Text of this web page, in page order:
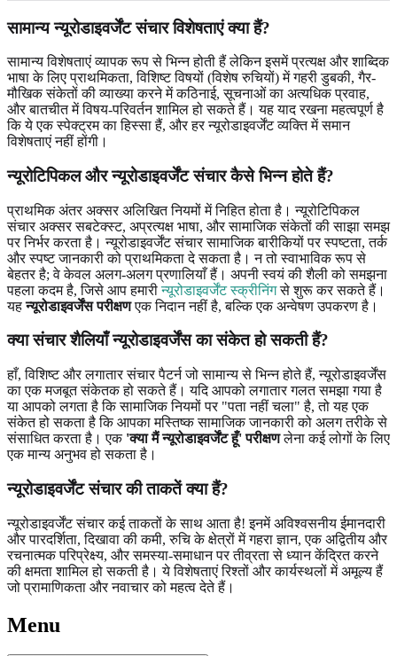
सामान्य न्यूरोडाइवर्जेंट संचार विशेषताएं क्या हैं?
सामान्य विशेषताएं व्यापक रूप से भिन्न होती हैं लेकिन इसमें प्रत्यक्ष और शाब्दिक
भाषा के लिए प्राथमिकता, विशिष्ट विषयों (विशेष रुचियों) में गहरी डुबकी, गैर-
मौखिक संकेतों की व्याख्या करने में कठिनाई, सूचनाओं का अत्यधिक प्रवाह,
और बातचीत में विषय-परिवर्तन शामिल हो सकते हैं। यह याद रखना महत्वपूर्ण है
कि ये एक स्पेक्ट्रम का हिस्सा हैं, और हर न्यूरोडाइवर्जेंट व्यक्ति में समान
विशेषताएं नहीं होंगी।
न्यूरोटिपिकल और न्यूरोडाइवर्जेंट संचार कैसे भिन्न होते हैं?
प्राथमिक अंतर अक्सर अलिखित नियमों में निहित होता है। न्यूरोटिपिकल
संचार अक्सर सबटेक्स्ट, अप्रत्यक्ष भाषा, और सामाजिक संकेतों की साझा समझ
पर निर्भर करता है। न्यूरोडाइवर्जेंट संचार सामाजिक बारीकियों पर स्पष्टता, तर्क
और स्पष्ट जानकारी को प्राथमिकता दे सकता है। न तो स्वाभाविक रूप से
बेहतर है; वे केवल अलग-अलग प्रणालियाँ हैं। अपनी स्वयं की शैली को समझना
पहला कदम है, जिसे आप हमारीन्यूरोडाइवर्जेंट स्क्रीनिंगसे शुरू कर सकते हैं।
यहन्यूरोडाइवर्जेंस परीक्षणएक निदान नहीं है, बल्कि एक अन्वेषण उपकरण है।
क्या संचार शैलियाँ न्यूरोडाइवर्जेंस का संकेत हो सकती हैं?
हाँ, विशिष्ट और लगातार संचार पैटर्न जो सामान्य से भिन्न होते हैं, न्यूरोडाइवर्जेंस
का एक मजबूत संकेतक हो सकते हैं। यदि आपको लगातार गलत समझा गया है
या आपको लगता है कि सामाजिक नियमों पर "पता नहीं चला" है, तो यह एक
संकेत हो सकता है कि आपका मस्तिष्क सामाजिक जानकारी को अलग तरीके से
संसाधित करता है। एक 'क्या मैं न्यूरोडाइवर्जेंट हूँ' परीक्षणलेना कई लोगों के लिए
एक मान्य अनुभव हो सकता है।
न्यूरोडाइवर्जेंट संचार की ताकतें क्या हैं?
न्यूरोडाइवर्जेंट संचार कई ताकतों के साथ आता है! इनमें अविश्वसनीय ईमानदारी
और पारदर्शिता, दिखावा की कमी, रुचि के क्षेत्रों में गहरा ज्ञान, एक अद्वितीय और
रचनात्मक परिप्रेक्ष्य, और समस्या-समाधान पर तीव्रता से ध्यान केंद्रित करने
की क्षमता शामिल हो सकती है। ये विशेषताएं रिश्तों और कार्यस्थलों में अमूल्य हैं
जो प्रामाणिकता और नवाचार को महत्व देते हैं।
Menu